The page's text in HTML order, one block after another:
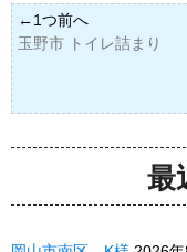
玉野市 トイレ詰まり
最